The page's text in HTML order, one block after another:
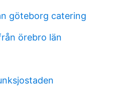
göteborg catering
örebro län